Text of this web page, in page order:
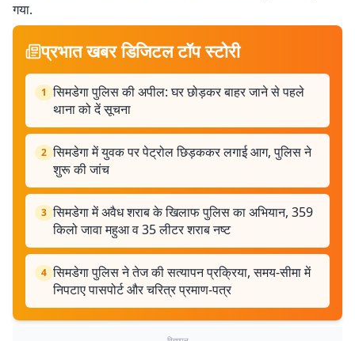
गया.
प्रभात खबर डिजिटल टॉप स्टोरी
1 सिमडेगा पुलिस की अपील: घर छोड़कर बाहर जाने से पहले
थाना को दें सूचना
2 सिमडेगा में युवक पर पेट्रोल छिड़ककर लगाई आग, पुलिस ने
शुरू की जांच
3 सिमडेगा में अवैध शराब के खिलाफ पुलिस का अभियान, 359
किलो जावा महुआ व 35 लीटर शराब नष्ट
4 सिमडेगा पुलिस ने तेज की सत्यापन प्रक्रिया, समय-सीमा में
निपटाए पासपोर्ट और चरित्र प्रमाण-पत्र